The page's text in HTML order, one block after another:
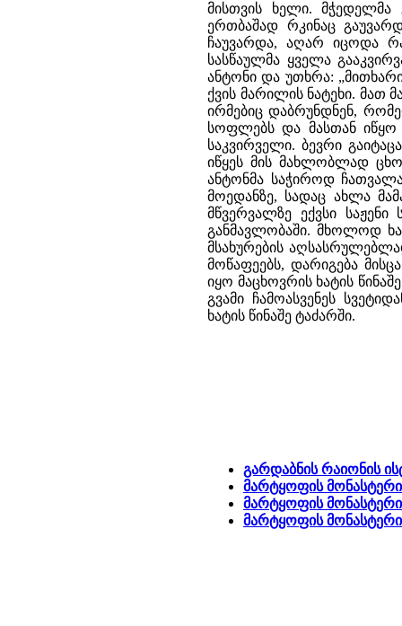
მისთვის ხელი.
ერთბაშად რკინაც
ჩაუვარდა, აღარ იცოდა
სასწაულმა ყველა
ანტონი და უთხრა:
ქვის მარილის ნატეხი. მათ
ირმებიც დაბრუნდნენ,
სოფლებს და მასთან იწყო
საკვირველი. ბევრი
იწყეს მის მახლობლად
ანტონმა საჭიროდ ჩათვალა
მოედანზე, სადაც ახლა
მწვერვალზე ექვსი
განმავლობაში. მხოლოდ
მსახურების
მოწაფეებს, დარიგება
იყო მაცხოვრის ხატის
გვამი ჩამოასვენეს
ხატის წინაშე ტაძარში.
გარდაბნის რაიონის
მარტყოფის
მარტყოფის მონასტერი
მარტყოფის